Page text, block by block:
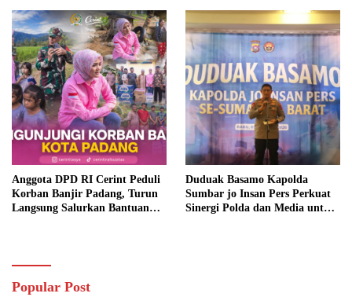
Anggota DPD RI Cerint Peduli
Korban Banjir Padang, Turun
Langsung Salurkan Bantuan
Duduak Basamo Kapolda
Sumbar jo Insan Pers Perkuat
Sinergi Polda dan Media untuk
Popular Post